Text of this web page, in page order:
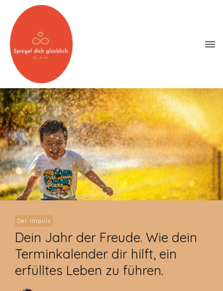
Der Impuls
Dein Jahr der Freude. Wie dein
Terminkalender dir hilft, ein
erfülltes Leben zu führen.